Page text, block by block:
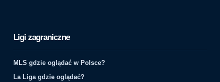
Ligi zagraniczne
MLS gdzie oglądać w Polsce?
La Liga gdzie oglądać?